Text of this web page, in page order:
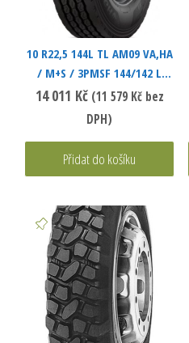
10 R22,5 144L TL AM09 VA,HA
/ M+S / 3PMSF 144/142 L
HANKOOK
14 011 Kč (11 579 Kčbez
DPH)
Přidat do košíku